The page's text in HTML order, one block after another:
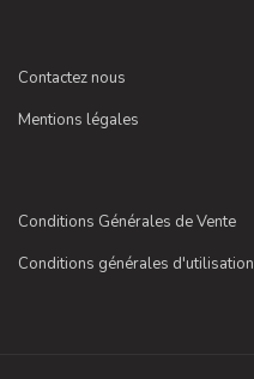
Contactez nous
Mentions légales
Conditions Générales de Vente
Conditions générales d'utilisation